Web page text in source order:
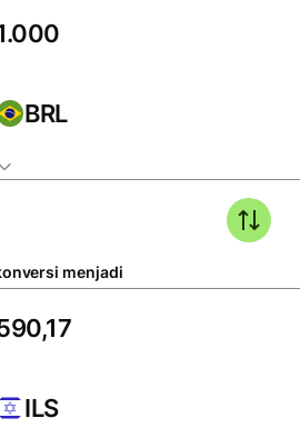
BRL
menjadi
ILS